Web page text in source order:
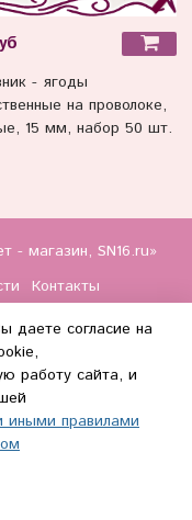
- ягоды
на проволоке,
15 мм, набор 50 шт.
магазин, SN16.ru»
Контакты
895-85-60
даете согласие на
работу сайта, и
иными правилами